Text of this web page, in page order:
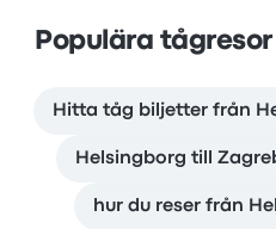
Populära
Hitta tåg biljetter från
Helsingborg till
hur du reser från